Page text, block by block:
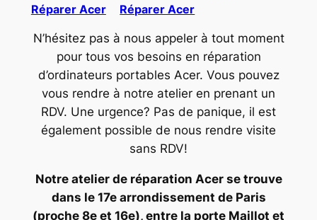
Réparer Acer
Réparer Acer
N’hésitez pas à nous appeler à tout moment
pour tous vos besoins en réparation
d’ordinateurs portables Acer. Vous pouvez
vous rendre à notre atelier en prenant un
RDV. Une urgence? Pas de panique, il est
également possible de nous rendre visite
sans RDV!
Notre atelier de réparation Acer se trouve
dans le 17e arrondissement de Paris
(proche 8e et 16e), entre la porte Maillot et